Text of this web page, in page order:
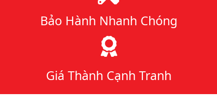
Bảo Hành Nhanh Chóng
Giá Thành Cạnh Tranh